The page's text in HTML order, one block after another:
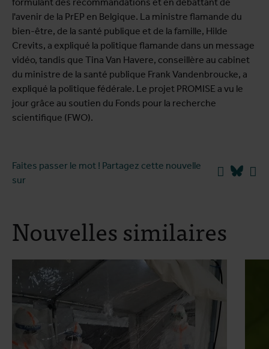
l'avenir de la PrEP en Belgique. La ministre flamande du
bien-être, de la santé publique et de la famille, Hilde
Crevits, a expliqué la politique flamande dans un message
vidéo, tandis que Tina Van Havere, conseillère au cabinet
du ministre de la santé publique Frank Vandenbroucke, a
expliqué la politique fédérale. Le projet PROMISE a vu le
jour grâce au soutien du Fonds pour la recherche
scientifique (FWO).
Faites passer le mot ! Partagez cette nouvelle
sur
Facebook
Nouvelles similaires